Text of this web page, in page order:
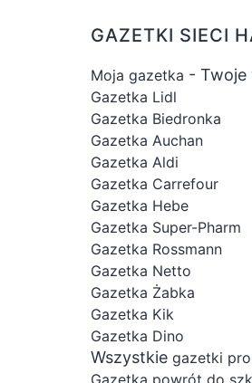
GAZETKI SIECI
Moja gazetka - Twoje
Gazetka Lidl
Gazetka Biedronka
Gazetka Auchan
Gazetka Aldi
Gazetka Carrefour
Gazetka Hebe
Gazetka Super-Pharm
Gazetka Rossmann
Gazetka Netto
Gazetka Żabka
Gazetka Kik
Gazetka Dino
Wszystkie gazetki
Gazetka powrót do